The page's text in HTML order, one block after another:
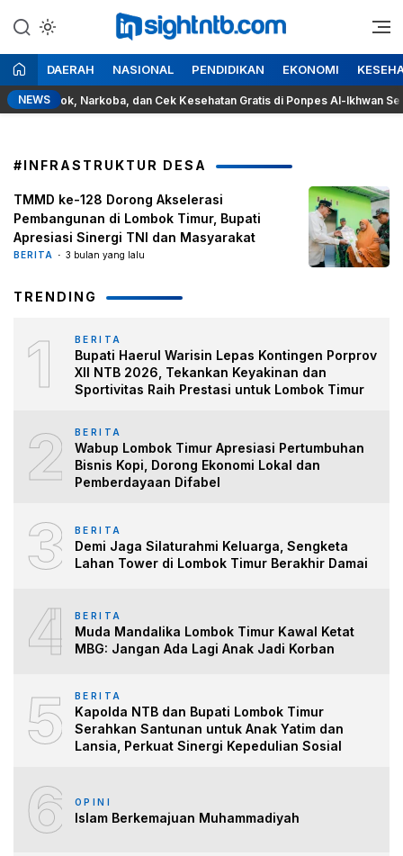
ke
konten
Insight NTB
Berita Seputar NTB
DAERAH NASIONAL PENDIDIKAN EKONOMI
NEWS
Rokok, Narkoba, dan Cek Kesehatan Gratis di Ponpes Al-Ikhwan Sesait
#INFRASTRUKTUR DESA
TMMD ke-128 Dorong Akselerasi
Pembangunan di Lombok Timur, Bupati
Apresiasi Sinergi TNI dan Masyarakat
BERITA 3 bulan yang lalu
TRENDING
1 BERITA
Bupati Haerul Warisin Lepas Kontingen Porprov
XII NTB 2026, Tekankan Keyakinan dan
Sportivitas Raih Prestasi untuk Lombok Timur
2 BERITA
Wabup Lombok Timur Apresiasi Pertumbuhan
Bisnis Kopi, Dorong Ekonomi Lokal dan
Pemberdayaan Difabel
3 BERITA
Demi Jaga Silaturahmi Keluarga, Sengketa
Lahan Tower di Lombok Timur Berakhir Damai
4 BERITA
Muda Mandalika Lombok Timur Kawal Ketat
MBG: Jangan Ada Lagi Anak Jadi Korban
5 BERITA
Kapolda NTB dan Bupati Lombok Timur
Serahkan Santunan untuk Anak Yatim dan
Lansia, Perkuat Sinergi Kepedulian Sosial
6 OPINI
Islam Berkemajuan Muhammadiyah